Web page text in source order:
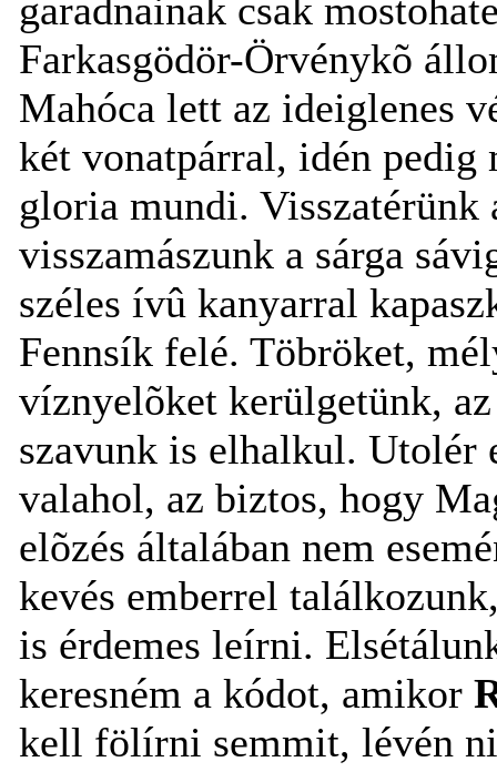
garadnainak csak
Farkasgödör-Örvénykõ
Mahóca lett az ideiglenes
két vonatpárral, idén pedig
gloria mundi. Visszatérünk
visszamászunk a sárga
széles ívû kanyarral
Fennsík felé. Töbröket,
víznyelõket kerülgetünk,
szavunk is elhalkul. Utolér
valahol, az biztos, hogy
elõzés általában nem
kevés emberrel
is érdemes leírni.
keresném a kódot, amikor
kell fölírni semmit, lévén